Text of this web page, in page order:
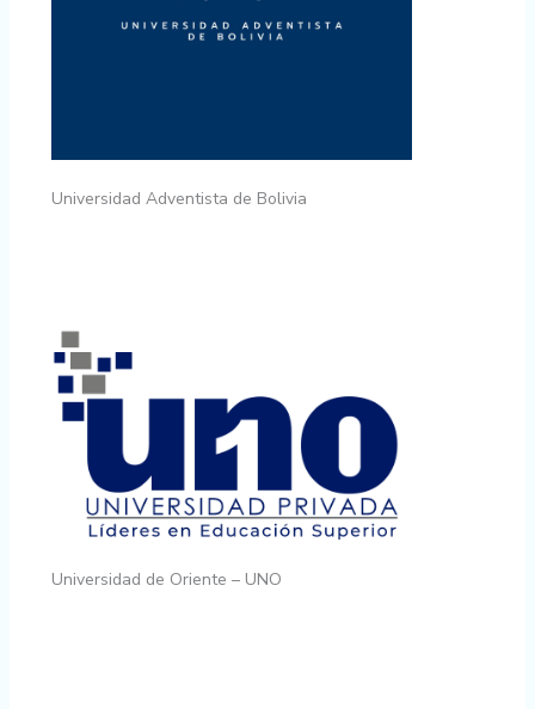
Universidad Adventista de Bolivia
Universidad de Oriente – UNO